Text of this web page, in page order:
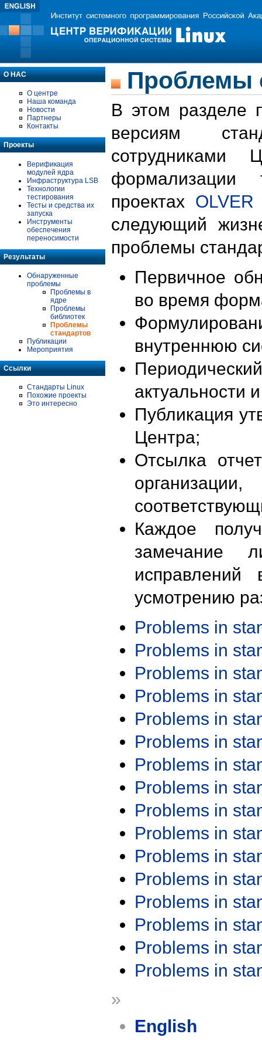
О НАС
О центре
Наша команда
Новости
Партнеры
Контакты
Проекты
Верификация
модулей ядра
Инфраструктура LSB
Технологии
тестирования
Тесты и средства их
запуска
Инструменты
обеспечения
переносимости
Результаты
Обнаруженные
проблемы
Проблемы в
ядре
Проблемы
библиотек
Проблемы
стандартов
Публикации
Мероприятия
Ссылки
Стандарты Linux
Похожие проекты
Это интересно
Проблемы
В этом разделе
версиям
формализации
проектах OLVER
следующий
проблемы
Первичное
во время
внутреннюю
актуальности
Публикация
Центра;
Отсылка
Каждое
замечание
исправлений
усмотрению
Problems in
Problems in
Problems in
Problems in
Problems in
Problems in
Problems in
Problems in
Problems in
Problems in
Problems in
Problems in
Problems in
Problems in
Problems in
Problems in
»
English